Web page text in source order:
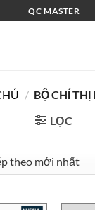
QC MASTER
/ BỘ CHỈ
LỌC